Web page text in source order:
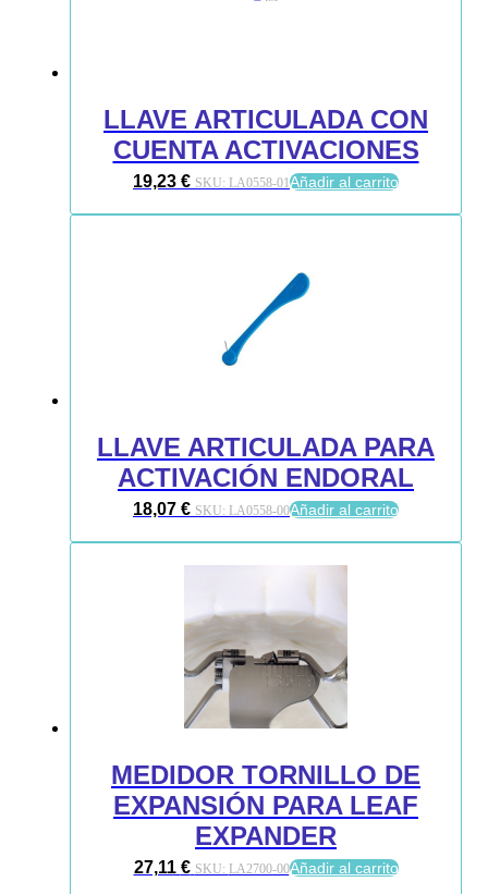
LLAVE ARTICULADA CON
CUENTA ACTIVACIONES
19,23 € SKU: LA0558-01Añadir al carrito
LLAVE ARTICULADA PARA
ACTIVACIÓN ENDORAL
18,07 € SKU: LA0558-00Añadir al carrito
MEDIDOR TORNILLO DE
EXPANSIÓN PARA LEAF
EXPANDER
27,11 € SKU: LA2700-00Añadir al carrito